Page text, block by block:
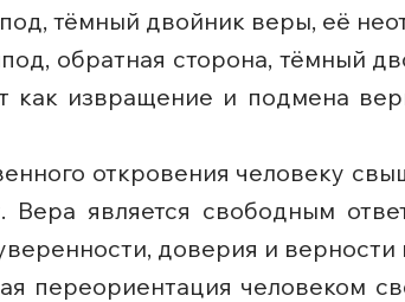
тёмный двойник веры, её
обратная сторона, тёмный
как извращение и подмена
откровения человеку
Вера является свободным
доверия и верности
переориентация человеком